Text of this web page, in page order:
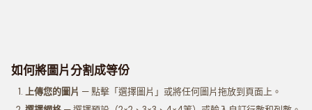
如何將圖片分割成等份
上傳您的圖片 — 點擊「選擇圖片」或將任何圖片拖放到頁面上。